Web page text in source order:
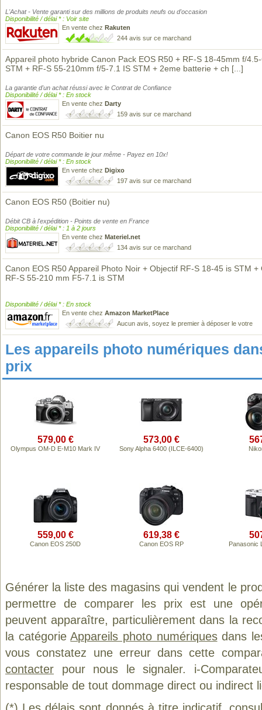
L'Achat - Vente garanti sur des millions de produits neufs ou d'occasion
Disponibilité / délai * : Voir site
En vente chez Rakuten
244 avis sur ce marchand
Appareil photo hybride Canon Pack EOS R50 + RF-S 18-45mm f/
STM + RF-S 55-210mm f/5-7.1 IS STM + 2eme batterie + ch [...]
La garantie d'un achat réussi avec le Contrat de Confiance
Disponibilité / délai * : En stock
En vente chez Darty
159 avis sur ce marchand
Canon EOS R50 Boitier nu
Départ de votre commande le jour même - Payez en 10x!
Disponibilité / délai * : En stock
En vente chez Digixo
197 avis sur ce marchand
Canon EOS R50 (Boitier nu)
Débit CB à l'expédition - Points de vente en France
Disponibilité / délai * : 1 à 2 jours
En vente chez Materiel.net
134 avis sur ce marchand
Canon EOS R50 Appareil Photo Noir + Objectif RF-S 18-45 is STM +
RF-S 55-210 mm F5-7.1 is STM
Disponibilité / délai * : En stock
En vente chez Amazon MarketPlace
Aucun avis, soyez le premier à déposer le votre
Les appareils photo numériques
prix
579,00 €
Olympus OM-D E-M10 Mark IV
573,00 €
Sony Alpha 6400 (ILCE-6400)
559,00 €
Canon EOS 250D
619,38 €
Canon EOS RP Panasonic
Générer la liste des magasins qui vendent le
permettre de comparer les prix est une
peuvent apparaître, particulièrement dans la
la catégorieAppareils photo numériquesdans
vous constatez une erreur dans cette
contacter pour nous le signaler. i-
responsable de tout dommage direct ou indirect